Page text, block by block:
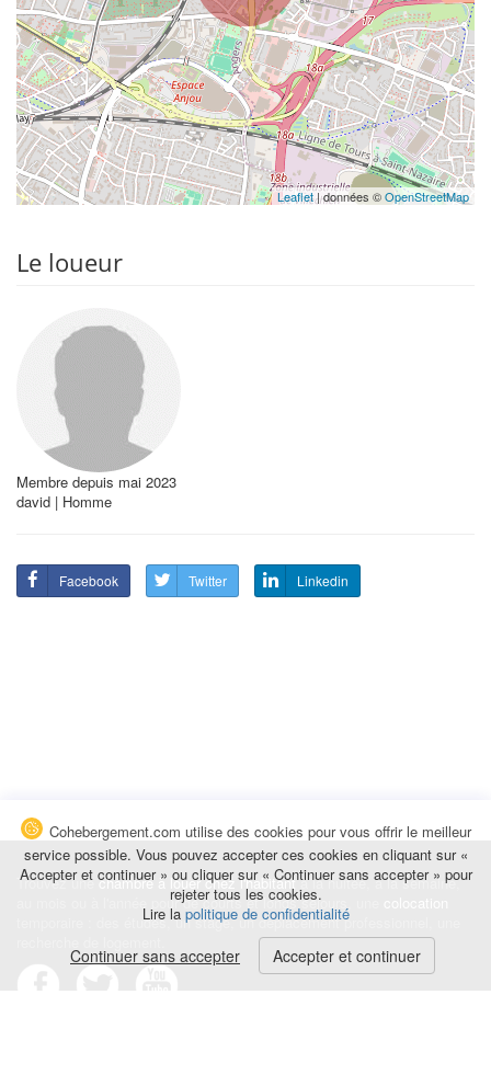
Leaflet| données ©OpenStreetMap
Le loueur
Membre depuis mai 2023
david | Homme
Facebook Twitter Linkedin
Trouvez unechambre à louer chez l'habitantà la nuitée, à la semaine,
au mois ou à l'année pour de courts et longs séjours, une
temporaire : des études, un stage, un déplacement professionnel, une
Cohebergement.com utilise des cookies pour vous offrir le meilleur
service possible. Vous pouvez accepter ces cookies en cliquant sur «
Accepter et continuer » ou cliquer sur « Continuer sans accepter » pour
rejeter tous les cookies.
Lire la politique de confidentialité
Continuer sans accepter Accepter et continuer